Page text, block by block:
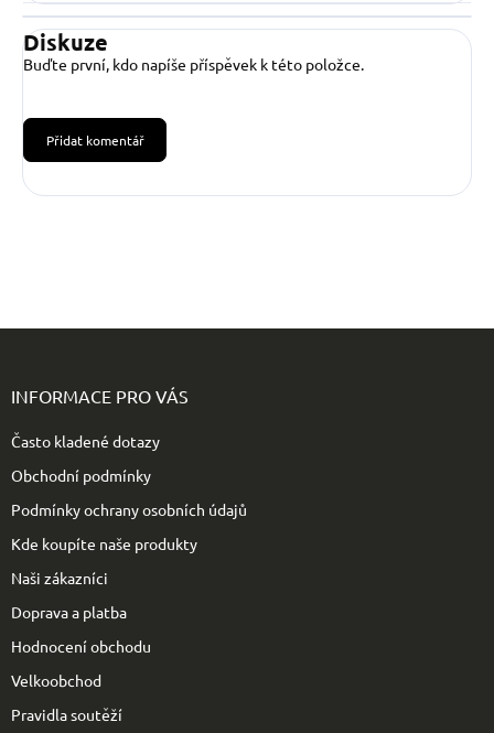
Diskuze
Buďte první, kdo napíše příspěvek k této položce.
Přidat komentář
INFORMACE PRO VÁS
Často kladené dotazy
Obchodní podmínky
Podmínky ochrany osobních údajů
Kde koupíte naše produkty
Naši zákazníci
Doprava a platba
Hodnocení obchodu
Velkoobchod
Pravidla soutěží